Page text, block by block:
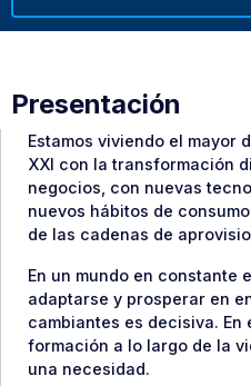
Presentación
Estamos viviendo el mayor
XXI con la transformación
negocios, con nuevas
nuevos hábitos de
de las cadenas de
En un mundo en constante
adaptarse y prosperar en
cambiantes es decisiva. En
formación a lo largo de la
una necesidad.